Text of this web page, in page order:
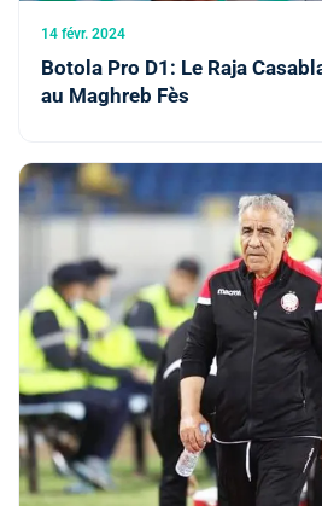
14 févr. 2024
Botola Pro D1: Le Raja
au Maghreb Fès